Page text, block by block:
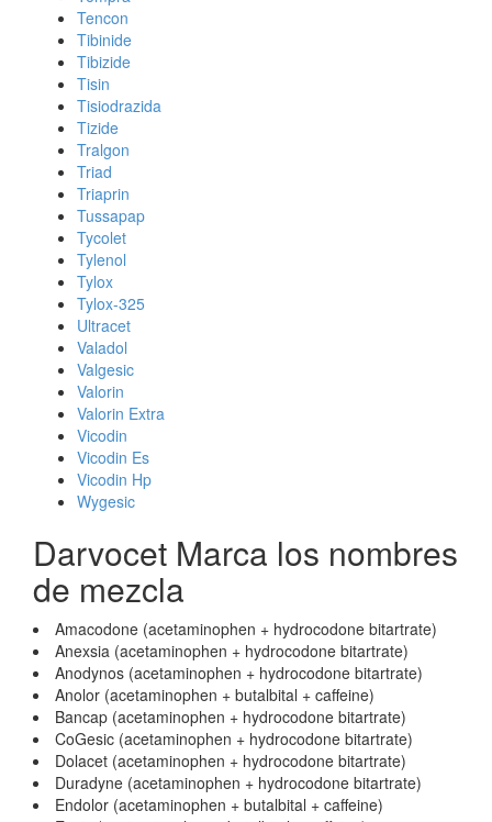
Tencon
Tibinide
Tibizide
Tisin
Tisiodrazida
Tizide
Tralgon
Triad
Triaprin
Tussapap
Tycolet
Tylenol
Tylox
Tylox-325
Ultracet
Valadol
Valgesic
Valorin
Valorin Extra
Vicodin
Vicodin Es
Vicodin Hp
Wygesic
Darvocet Marca los nombres
de mezcla
Amacodone (acetaminophen + hydrocodone bitartrate)
Anexsia (acetaminophen + hydrocodone bitartrate)
Anodynos (acetaminophen + hydrocodone bitartrate)
Anolor (acetaminophen + butalbital + caffeine)
Bancap (acetaminophen + hydrocodone bitartrate)
CoGesic (acetaminophen + hydrocodone bitartrate)
Dolacet (acetaminophen + hydrocodone bitartrate)
Duradyne (acetaminophen + hydrocodone bitartrate)
Endolor (acetaminophen + butalbital + caffeine)